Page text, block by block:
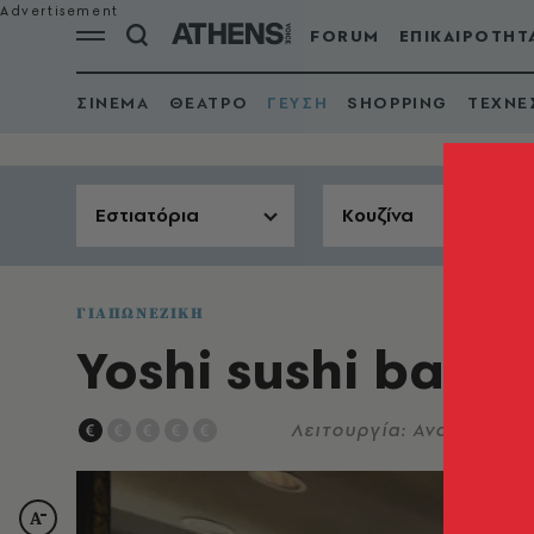
FORUM
ΣΙΝΕΜΑ ΘΕΑΤΡΟ ΓΕΥΣΗ SHOPPING
Εστιατόρια Κουζίνα
ΓΙΑΠΩΝΕΖΙΚΗ
Yoshi sushi bar
Λειτουργία: Ανοικτό